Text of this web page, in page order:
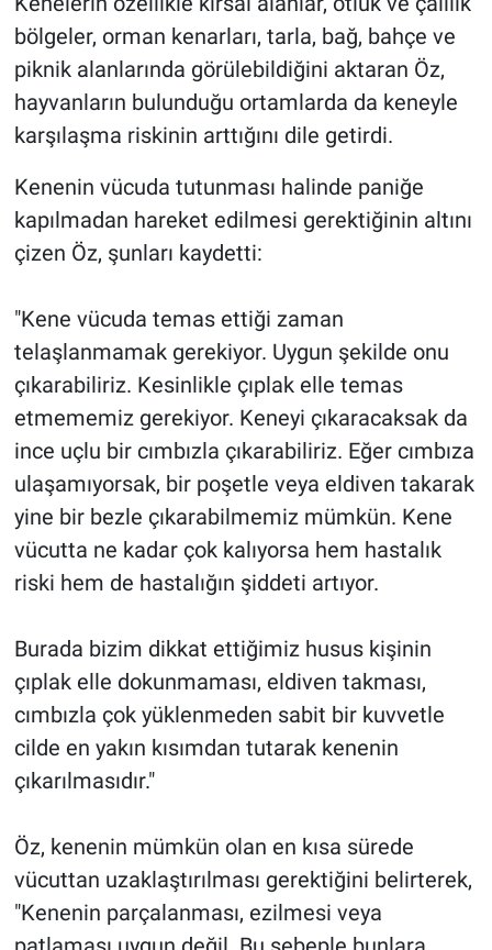
bölgeler, orman kenarları, tarla, bağ, bahçe ve
piknik alanlarında görülebildiğini aktaran Öz,
hayvanların bulunduğu ortamlarda da keneyle
karşılaşma riskinin arttığını dile getirdi.
Kenenin vücuda tutunması halinde paniğe
kapılmadan hareket edilmesi gerektiğinin altını
çizen Öz, şunları kaydetti:
"Kene vücuda temas ettiği zaman
telaşlanmamak gerekiyor. Uygun şekilde onu
çıkarabiliriz. Kesinlikle çıplak elle temas
etmememiz gerekiyor. Keneyi çıkaracaksak da
ince uçlu bir cımbızla çıkarabiliriz. Eğer cımbıza
ulaşamıyorsak, bir poşetle veya eldiven takarak
yine bir bezle çıkarabilmemiz mümkün. Kene
vücutta ne kadar çok kalıyorsa hem hastalık
riski hem de hastalığın şiddeti artıyor.
Burada bizim dikkat ettiğimiz husus kişinin
çıplak elle dokunmaması, eldiven takması,
cımbızla çok yüklenmeden sabit bir kuvvetle
cilde en yakın kısımdan tutarak kenenin
çıkarılmasıdır."
Öz, kenenin mümkün olan en kısa sürede
vücuttan uzaklaştırılması gerektiğini belirterek,
"Kenenin parçalanması, ezilmesi veya